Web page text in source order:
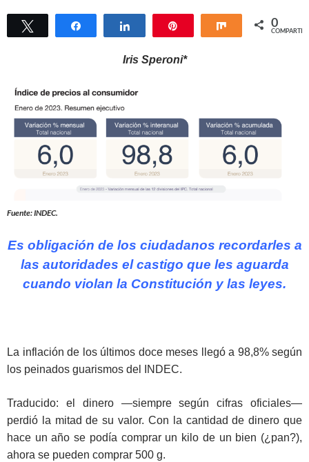
Twittear Compartir Compartir Compartir
0
COMPARTIR
Iris Speroni*
Fuente: INDEC.
Es obligación de los ciudadanos recordarles a
las autoridades el castigo que les aguarda
cuando violan la Constitución y las leyes.
La inflación de los últimos doce meses llegó a 98,8% según
los peinados guarismos del INDEC.
Traducido: el dinero —siempre según cifras oficiales—
perdió la mitad de su valor. Con la cantidad de dinero que
hace un año se podía comprar un kilo de un bien (¿pan?),
ahora se pueden comprar 500 g.